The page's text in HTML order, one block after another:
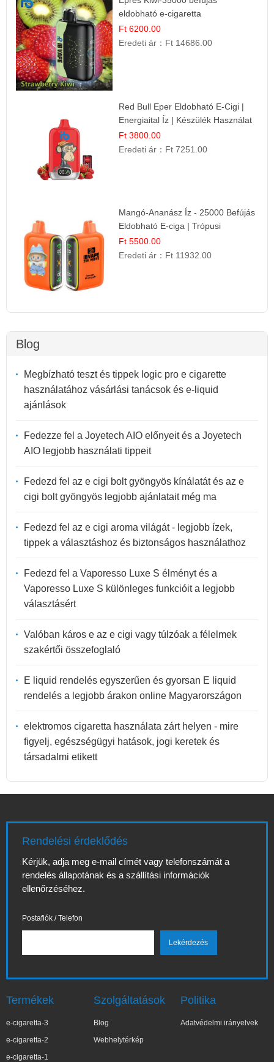
eldobható e-cigaretta
Ft 6200.00
Eredeti ár： Ft 14686.00
Red Bull Eper Eldobható E-Cigi |
Energiaital Íz | Készülék Használat
Ft 3800.00
Eredeti ár： Ft 7251.00
Mangó-Ananász Íz - 25000 Befújás
Eldobható E-ciga | Trópusi
Gyümölcs Élmény!
Ft 5500.00
Eredeti ár： Ft 11932.00
Blog
Megbízható teszt és tippek logic pro e cigarette
használatához vásárlási tanácsok és e-liquid
ajánlások
Fedezze fel a Joyetech AIO előnyeit és a Joyetech
AIO legjobb használati tippeit
Fedezd fel az e cigi bolt gyöngyös kínálatát és az e
cigi bolt gyöngyös legjobb ajánlatait még ma
Fedezd fel az e cigi aroma világát - legjobb ízek,
tippek a választáshoz és biztonságos használathoz
Fedezd fel a Vaporesso Luxe S élményt és a
Vaporesso Luxe S különleges funkcióit a legjobb
választásért
Valóban káros e az e cigi vagy túlzóak a félelmek
szakértői összefoglaló
E liquid rendelés egyszerűen és gyorsan E liquid
rendelés a legjobb árakon online Magyarországon
elektromos cigaretta használata zárt helyen - mire
figyelj, egészségügyi hatások, jogi keretek és
társadalmi etikett
Rendelési érdeklődés
Kérjük, adja meg e-mail címét vagy telefonszámát a
rendelés állapotának és a szállítási információk
ellenőrzéséhez.
Postafiók / Telefon
Termékek
e-cigaretta-3
e-cigaretta-2
e-cigaretta-1
Szolgáltatások
Blog
Webhelytérkép
Politika
Adatvédelmi irányelvek